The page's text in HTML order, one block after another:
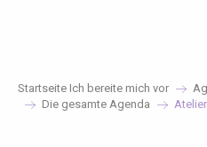
Startseite Ich bereite mich vor
Die gesamte Agenda